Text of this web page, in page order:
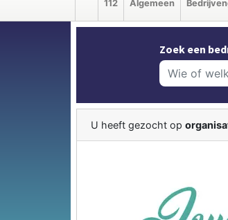
112 Algemeen
Zoek een
U heeft gezocht op